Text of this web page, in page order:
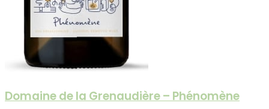
Domaine de la Grenaudière – Phénomène